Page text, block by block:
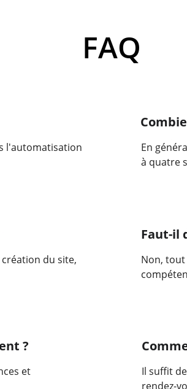
FAQ
l'automatisation
En
à quatre
du site,
Faut-il
Non, tout
?
et
Il suffit
rendez-